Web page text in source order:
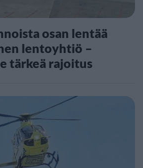
osan lentää
lentoyhtiö –
tärkeä rajoitus